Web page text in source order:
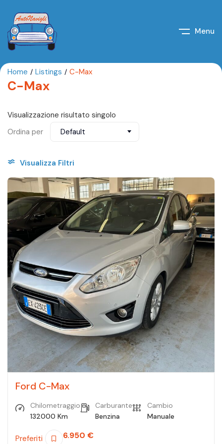
Menu
Home Listings C-Max
C-Max
Visualizzazione risultato singolo
Ordina per
Default
Visualizza Filtri
Ford C-Max
Chilometraggio
132000 Km
Carburante
Benzina
Cambio
Manuale
Preferiti 6.950 €